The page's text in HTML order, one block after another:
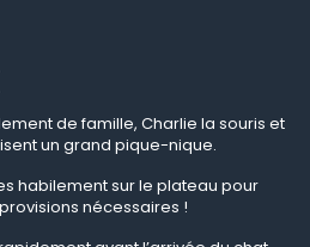
de famille, Charlie la souris et
un grand pique-nique.
habilement sur le plateau pour
nécessaires !